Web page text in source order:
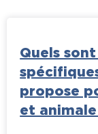
Quels
propose
et animale